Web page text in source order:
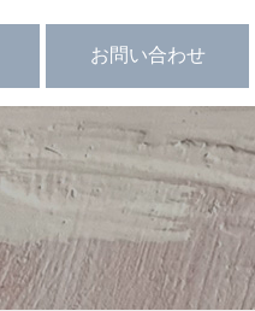
関連サイト
お問い合わせ